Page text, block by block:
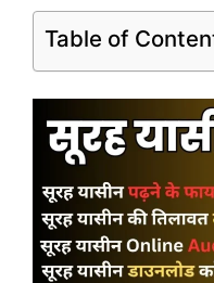
Table of